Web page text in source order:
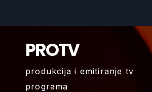
PROTV
produkcija i emitiranje tv
programa